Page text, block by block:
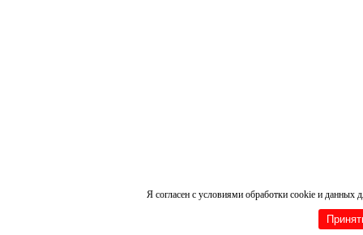
Я согласен с условиями обработки cookie и данных